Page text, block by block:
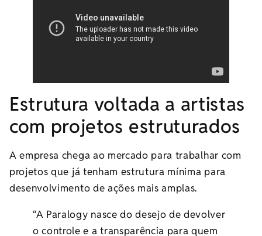
Estrutura voltada a artistas
com projetos estruturados
A empresa chega ao mercado para trabalhar com
projetos que já tenham estrutura mínima para
desenvolvimento de ações mais amplas.
“A Paralogy nasce do desejo de devolver
o controle e a transparência para quem